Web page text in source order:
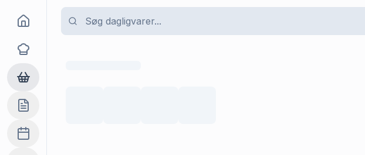
Goma
Opskrifter
Dagligvarer
Indkøbslisten
Madplan